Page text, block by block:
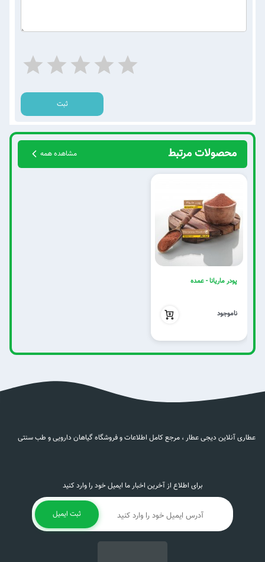
ثبت
محصولات مرتبط مشاهده همه
پودر ماریانا - عمده
ناموجود
برای اطلاع از آخرین اخبار ما ایمیل خود را وارد کنید
ثبت ایمیل
عطاری آنلاین دیجی عطار ، مرجع کامل اطلاعات و فروشگاه گیاهان دارویی و طب سنتی